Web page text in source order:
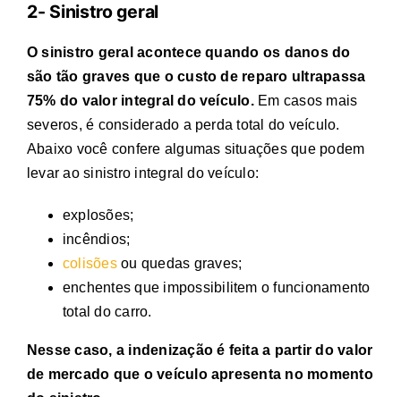
2- Sinistro geral
O sinistro geral acontece quando os danos do
são tão graves que o custo de reparo ultrapassa
75% do valor integral do veículo. Em casos mais
severos, é considerado a perda total do veículo.
Abaixo você confere algumas situações que podem
levar ao sinistro integral do veículo:
explosões;
incêndios;
colisõesou quedas graves;
enchentes que impossibilitem o funcionamento
total do carro.
Nesse caso, a indenização é feita a partir do valor
de mercado que o veículo apresenta no momento